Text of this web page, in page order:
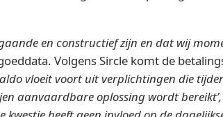
en constructief zijn en dat wij
Volgens Sircle komt de
vloeit voort uit verplichtingen die
aanvaardbare oplossing wordt bereikt’,